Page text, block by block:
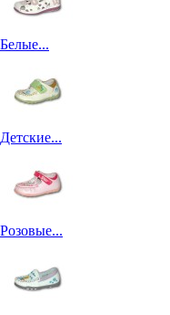
Белые...
Детские...
Розовые...